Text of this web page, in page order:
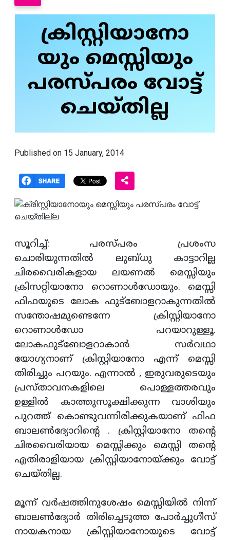
ക്രിസ്റ്റിയാനോ
യും മെസ്സിയും
പരസ്‌പരം വോട്ട്
ചെയ്തില്ല
Published on 15 January, 2014
സൂറിച്ച്: പരസ്പരം പ്രശംസ
ചൊരിയുന്നതില്‍ ലുബ്ധു കാട്ടാറില്ല
ചിരവൈരികളായ ലയണല്‍ മെസ്സിയും
ക്രിസറ്റിയാനോ റൊണാള്‍ഡോയും. മെസ്സി
ഫിഫയുടെ ലോക ഫുട്‌ബോളറാകുന്നതില്‍
സന്തോഷമുണ്ടെന്നേ ക്രിസ്റ്റിയാനോ
റൊണാള്‍ഡോ പറയാറുള്ളൂ.
ലോകഫുട്‌ബോളറാകാന്‍ സര്‍വഥാ
യോഗ്യനാണ് ക്രിസ്റ്റിയാനോ എന്ന് മെസ്സി
തിരിച്ചും പറയും. എന്നാല്‍ , ഇരുവരുടെയും
പ്രസ്താവനകളിലെ പൊള്ളത്തരവും
ഉള്ളില്‍ കാത്തുസൂക്ഷിക്കുന്ന വാശിയും
പുറത്ത് കൊണ്ടുവന്നിരിക്കുകയാണ് ഫിഫ
ബാലണ്‍ദ്യോറിന്റെ . ക്രിസ്റ്റിയാനോ തന്റെ
ചിരവൈരിയായ മെസ്സിക്കും മെസ്സി തന്റെ
എതിരാളിയായ ക്രിസ്റ്റിയാനോയ്ക്കും വോട്ട്
ചെയ്തില്ല.
മൂന്ന് വര്‍ഷത്തിനുശേഷം മെസ്സിയില്‍ നിന്ന്
ബാലണ്‍ദ്യോര്‍ തിരിച്ചെടുത്ത പോര്‍ച്ചുഗീസ്
നായകനായ ക്രിസ്റ്റിയാനോയുടെ വോട്ട്